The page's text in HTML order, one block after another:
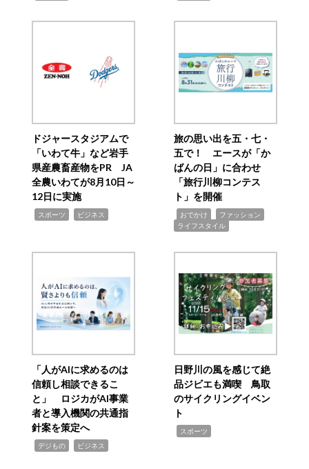
ドジャースタジアムで
「いわて牛」など岩手
県産農畜産物をPR JA
全農いわてが8月10日～
12日に実施
スポーツ ビジネス
旅の思い出を五・七・
五で！ エースが「か
ばんの日」に合わせ
「旅行川柳コンテス
ト」を開催
おでかけ ファッション
ライフスタイル
「人がAIに求めるのは
信頼し相談できるこ
と」 ロジカがAI事業
者と導入機関の共通指
針案を策定へ
デジもの ビジネス
日野川の風を感じて絶
品ジビエも満喫 鳥取
のサイクリングイベン
ト
スポーツ